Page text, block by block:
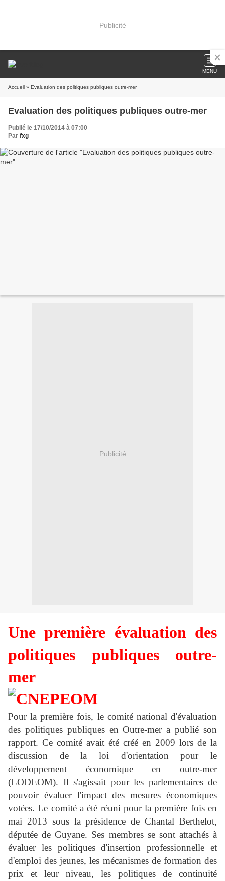
Publicité
MENU
Accueil » Evaluation des politiques publiques outre-mer
Evaluation des politiques publiques outre-mer
Publié le 17/10/2014 à 07:00
Par fxg
Publicité
Une première évaluation des
politiques publiques outre-
mer
Pour la première fois, le comité national d'évaluation
des politiques publiques en Outre-mer a publié son
rapport. Ce comité avait été créé en 2009 lors de la
discussion de la loi d'orientation pour le
développement économique en outre-mer
(LODEOM). Il s'agissait pour les parlementaires de
pouvoir évaluer l'impact des mesures économiques
votées. Le comité a été réuni pour la première fois en
mai 2013 sous la présidence de Chantal Berthelot,
députée de Guyane. Ses membres se sont attachés à
évaluer les politiques d'insertion professionnelle et
d'emploi des jeunes, les mécanismes de formation des
prix et leur niveau, les politiques de continuité